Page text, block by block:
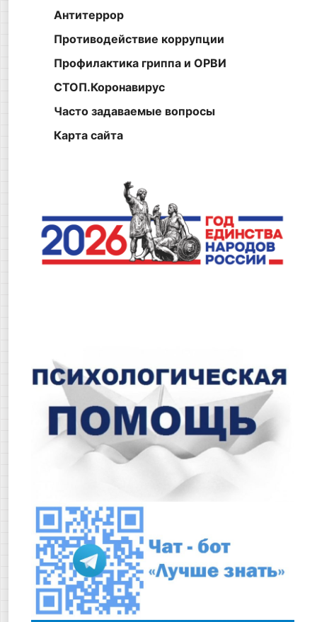
Антитеррор
Противодействие коррупции
Профилактика гриппа и ОРВИ
СТОП.Коронавирус
Часто задаваемые вопросы
Карта сайта